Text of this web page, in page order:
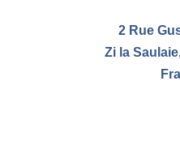
2 Rue
Zi la